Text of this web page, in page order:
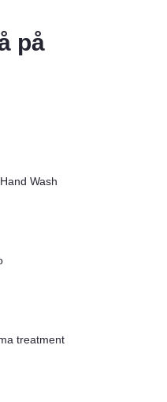
på
Wash
treatment